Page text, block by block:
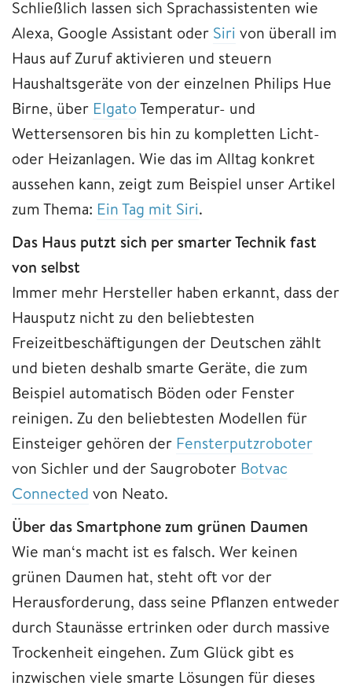
Schließlich lassen sich Sprachassistenten wie
Alexa, Google Assistant oder Siri von überall im
Haus auf Zuruf aktivieren und steuern
Haushaltsgeräte von der einzelnen Philips Hue
Birne, über ElgatoTemperatur- und
Wettersensoren bis hin zu kompletten Licht-
oder Heizanlagen. Wie das im Alltag konkret
aussehen kann, zeigt zum Beispiel unser Artikel
zum Thema: Ein Tag mit Siri.
Das Haus putzt sich per smarter Technik fast
von selbst
Immer mehr Hersteller haben erkannt, dass der
Hausputz nicht zu den beliebtesten
Freizeitbeschäftigungen der Deutschen zählt
und bieten deshalb smarte Geräte, die zum
Beispiel automatisch Böden oder Fenster
reinigen. Zu den beliebtesten Modellen für
Einsteiger gehören der Fensterputzroboter
von Sichler und der Saugroboter Botvac
Connected von Neato.
Über das Smartphone zum grünen Daumen
Wie man‘s macht ist es falsch. Wer keinen
grünen Daumen hat, steht oft vor der
Herausforderung, dass seine Pflanzen entweder
durch Staunässe ertrinken oder durch massive
Trockenheit eingehen. Zum Glück gibt es
inzwischen viele smarte Lösungen für dieses